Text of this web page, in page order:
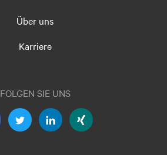
Über uns
Karriere
FOLGEN SIE UNS